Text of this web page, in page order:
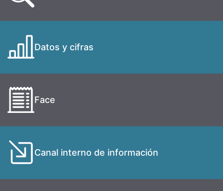
Datos y cifras
Face
Canal interno de información